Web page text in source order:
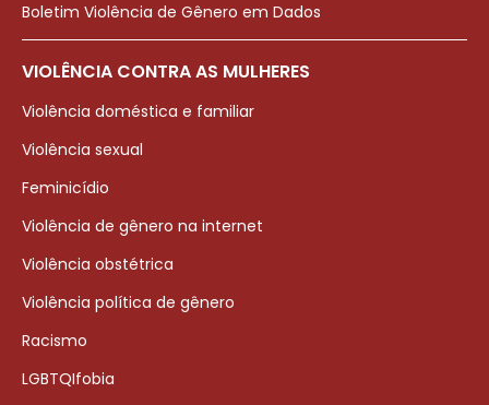
Boletim Violência de Gênero em Dados
VIOLÊNCIA CONTRA AS MULHERES
Violência doméstica e familiar
Violência sexual
Feminicídio
Violência de gênero na internet
Violência obstétrica
Violência política de gênero
Racismo
LGBTQIfobia